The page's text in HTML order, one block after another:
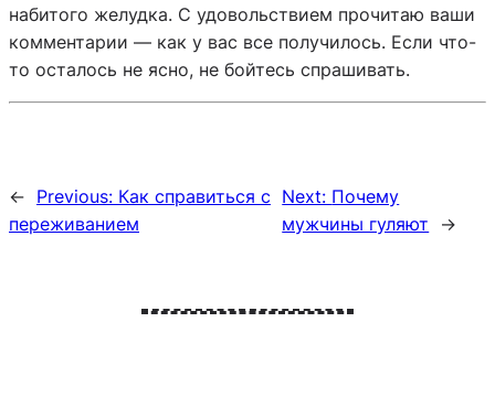
набитого желудка. С удовольствием прочитаю ваши
комментарии — как у вас все получилось. Если что-
то осталось не ясно, не бойтесь спрашивать.
← Previous: Как справиться с
переживанием
Next: Почему
мужчины гуляют
→